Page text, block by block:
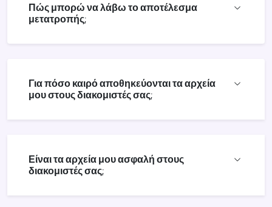
Πώς μπορώ να λάβω το αποτέλεσμα
μετατροπής;
Για πόσο καιρό αποθηκεύονται τα αρχεία
μου στους διακομιστές σας;
Είναι τα αρχεία μου ασφαλή στους
διακομιστές σας;